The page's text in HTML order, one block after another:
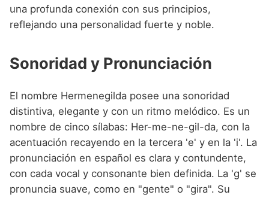
una profunda conexión con sus principios,
reflejando una personalidad fuerte y noble.
Sonoridad y Pronunciación
El nombre Hermenegilda posee una sonoridad
distintiva, elegante y con un ritmo melódico. Es un
nombre de cinco sílabas: Her-me-ne-gil-da, con la
acentuación recayendo en la tercera 'e' y en la 'i'. La
pronunciación en español es clara y contundente,
con cada vocal y consonante bien definida. La 'g' se
pronuncia suave, como en "gente" o "gira". Su